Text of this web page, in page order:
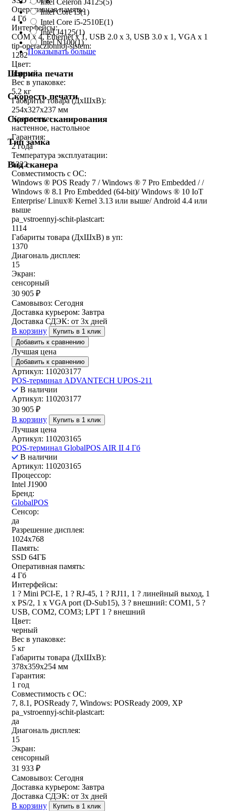
Intel Celeron J4125(5)
Intel Core i3(1)
Intel Core i5-2510E(1)
Intel J4125(1)
Intel N100(1)
Показывать больше
Ширина печати
Скорость печати
Скорость сканирования
Тип замка
Вид сканера
Оперативная память:
4 Гб
Интерфейсы:
COM x 4, Ethernet x 1, USB 2.0 x 3, USB 3.0 x 1, VGA x 1
tip-operaczionnoj-sistem:
1282
Цвет:
черный
Вес в упаковке:
5.2 кг
Габариты товара (ДxШxВ):
254x327x237 мм
Крепление:
настенное, настольное
Гарантия:
2 года
Температура эксплуатации:
1322
Совместимость с ОС:
Windows ® POS Ready 7 / Windows ® 7 Pro Embedded / /
Windows ® 8.1 Pro Embedded (64-bit)/ Windows ® 10 IoT
Enterprise/ Linux® Kernel 3.13 или выше/ Android 4.4 или
выше
pa_vstroennyj-schit-plastcart:
1114
Габариты товара (ДxШxВ) в уп:
1370
Диагональ дисплея:
15
Экран:
сенсорный
30 905 ₽
Самовывоз: Сегодня
Доставка курьером: Завтра
Доставка СДЭК: от 3х дней
В корзину
Купить в 1 клик
Добавить к сравнению
Лучшая цена
Добавить к сравнению
Артикул: 110203177
POS-терминал ADVANTECH UPOS-211
В наличии
Артикул: 110203177
30 905 ₽
В корзину
Купить в 1 клик
Лучшая цена
Артикул: 110203165
POS-терминал GlobalPOS AIR II 4 Гб
В наличии
Артикул: 110203165
Процессор:
Intel J1900
Бренд:
GlobalPOS
Сенсор:
да
Разрешение дисплея:
1024x768
Память:
SSD 64ГБ
Оперативная память:
4 Гб
Интерфейсы:
1 ? Mini PCI-E, 1 ? RJ-45, 1 ? RJ11, 1 ? линейный выход, 1
x PS/2, 1 x VGA port (D-Sub15), 3 ? внешний: COM1, 5 ?
USB, COM2, COM3; LPT 1 ? внешний
Цвет:
черный
Вес в упаковке:
5 кг
Габариты товара (ДxШxВ):
378x359x254 мм
Гарантия:
1 год
Совместимость с ОС:
7, 8.1, POSReady 7, Windows: POSReady 2009, XP
pa_vstroennyj-schit-plastcart:
да
Диагональ дисплея:
15
Экран:
сенсорный
31 933 ₽
Самовывоз: Сегодня
Доставка курьером: Завтра
Доставка СДЭК: от 3х дней
В корзину
Купить в 1 клик